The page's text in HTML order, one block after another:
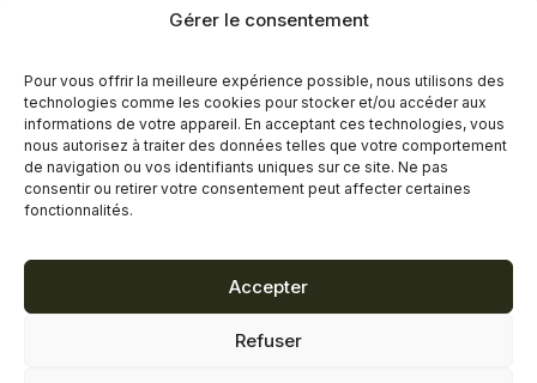
Gérer le consentement
Pour vous offrir la meilleure expérience possible, nous utilisons des
technologies comme les cookies pour stocker et/ou accéder aux
informations de votre appareil. En acceptant ces technologies, vous
nous autorisez à traiter des données telles que votre comportement
de navigation ou vos identifiants uniques sur ce site. Ne pas
consentir ou retirer votre consentement peut affecter certaines
fonctionnalités.
Accepter
Refuser
Heures d’ouverture
Lundi au mercredi
9h00 à 17h30
Jeudi
9h00 à 20h00
Vendredi
9h00 à 18h00
Dimanche
11h00 à 16h30